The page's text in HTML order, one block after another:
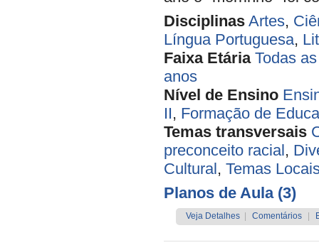
Disciplinas Artes,
Língua Portuguesa,
Faixa Etária Todas
anos
Nível de Ensino
II, Formação de
Temas transversais
preconceito racial,
Cultural, Temas
Planos de Aula (3)
Veja Detalhes Comentários